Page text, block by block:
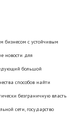
бизнесом с устойчивым
новости для
большой
способов найти
безграничную власть
сети, государство